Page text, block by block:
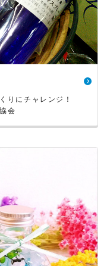
りにチャレンジ！
会